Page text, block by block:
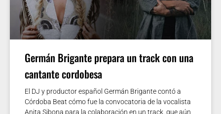
Germán Brigante prepara un track con una
cantante cordobesa
El DJ y productor español Germán Brigante contó a
Córdoba Beat cómo fue la convocatoria de la vocalista
Anita Sibona para la colaboración en un track, que aún